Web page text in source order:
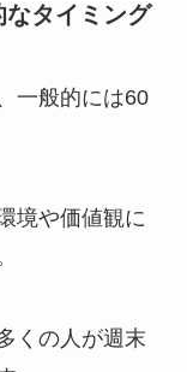
タイミング
一般的には60
境や価値観に
くの人が週末